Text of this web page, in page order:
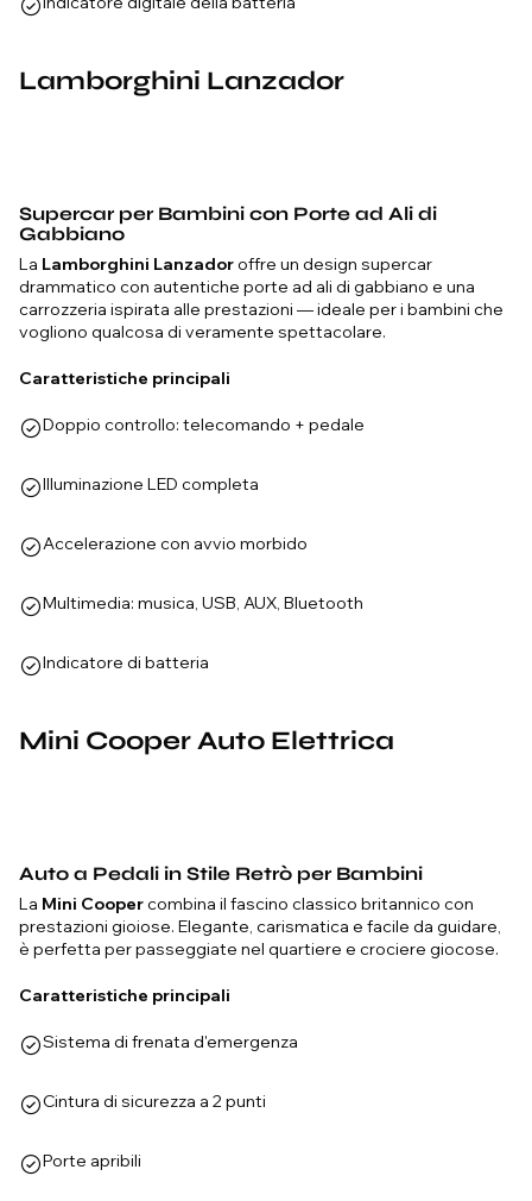
Lamborghini Lanzador
Supercar per Bambini con Porte ad Ali di
Gabbiano
La Lamborghini Lanzadoroffre un design supercar
drammatico con autentiche porte ad ali di gabbiano e una
carrozzeria ispirata alle prestazioni — ideale per i bambini che
vogliono qualcosa di veramente spettacolare.
Caratteristiche principali
Doppio controllo: telecomando + pedale
Illuminazione LED completa
Accelerazione con avvio morbido
Multimedia: musica, USB, AUX, Bluetooth
Indicatore di batteria
Mini Cooper Auto Elettrica
Auto a Pedali in Stile Retrò per Bambini
La Mini Coopercombina il fascino classico britannico con
prestazioni gioiose. Elegante, carismatica e facile da guidare,
è perfetta per passeggiate nel quartiere e crociere giocose.
Caratteristiche principali
Sistema di frenata d'emergenza
Cintura di sicurezza a 2 punti
Porte apribili